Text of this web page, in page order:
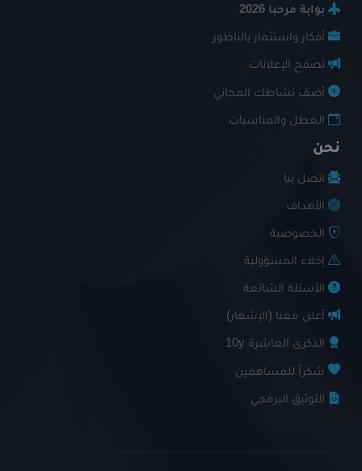
بوابة مرحبا 2026
أفكار واستثمار بالناظور
تصفح الإعلانات
أضف نشاطك المجاني
العطل والمناسبات
نحن
اتصل بنا
الأهداف
الخصوصية
إخلاء المسؤولية
الأسئلة الشائعة
أعلن معنا (الإشهار)
الذكرى العاشرة 10y
شكراً للمساهمين
التوثيق البرمجي